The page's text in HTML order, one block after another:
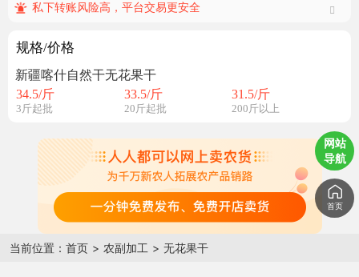
私下转账风险高，平台交易更安全
规格/价格
新疆喀什自然干无花果干
34.5/斤
3斤起批
33.5/斤
20斤起批
31.5/斤
200斤以上
当前位置： 首页 > 农副加工 > 无花果干
网站
导航
首页